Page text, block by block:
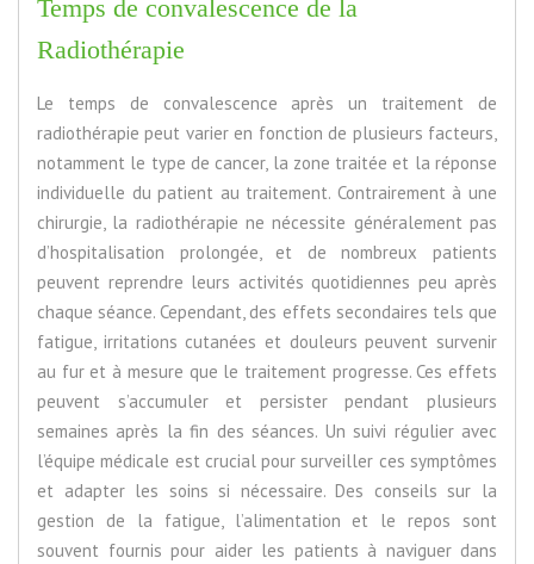
Temps de convalescence de la
Radiothérapie
Le temps de convalescence après un traitement de
radiothérapie peut varier en fonction de plusieurs facteurs,
notamment le type de cancer, la zone traitée et la réponse
individuelle du patient au traitement. Contrairement à une
chirurgie, la radiothérapie ne nécessite généralement pas
d’hospitalisation prolongée, et de nombreux patients
peuvent reprendre leurs activités quotidiennes peu après
chaque séance. Cependant, des effets secondaires tels que
fatigue, irritations cutanées et douleurs peuvent survenir
au fur et à mesure que le traitement progresse. Ces effets
peuvent s’accumuler et persister pendant plusieurs
semaines après la fin des séances. Un suivi régulier avec
l’équipe médicale est crucial pour surveiller ces symptômes
et adapter les soins si nécessaire. Des conseils sur la
gestion de la fatigue, l’alimentation et le repos sont
souvent fournis pour aider les patients à naviguer dans